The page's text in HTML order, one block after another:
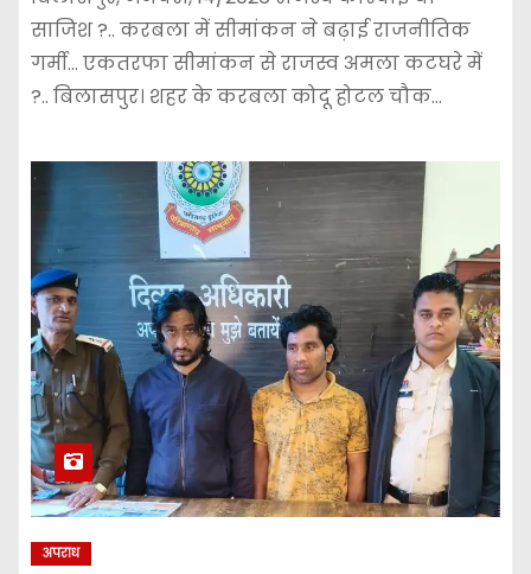
साजिश ?.. करबला में सीमांकन ने बढ़ाई राजनीतिक
गर्मी… एकतरफा सीमांकन से राजस्व अमला कटघरे में
?.. बिलासपुर। शहर के करबला कोदू होटल चौक…
अपराध